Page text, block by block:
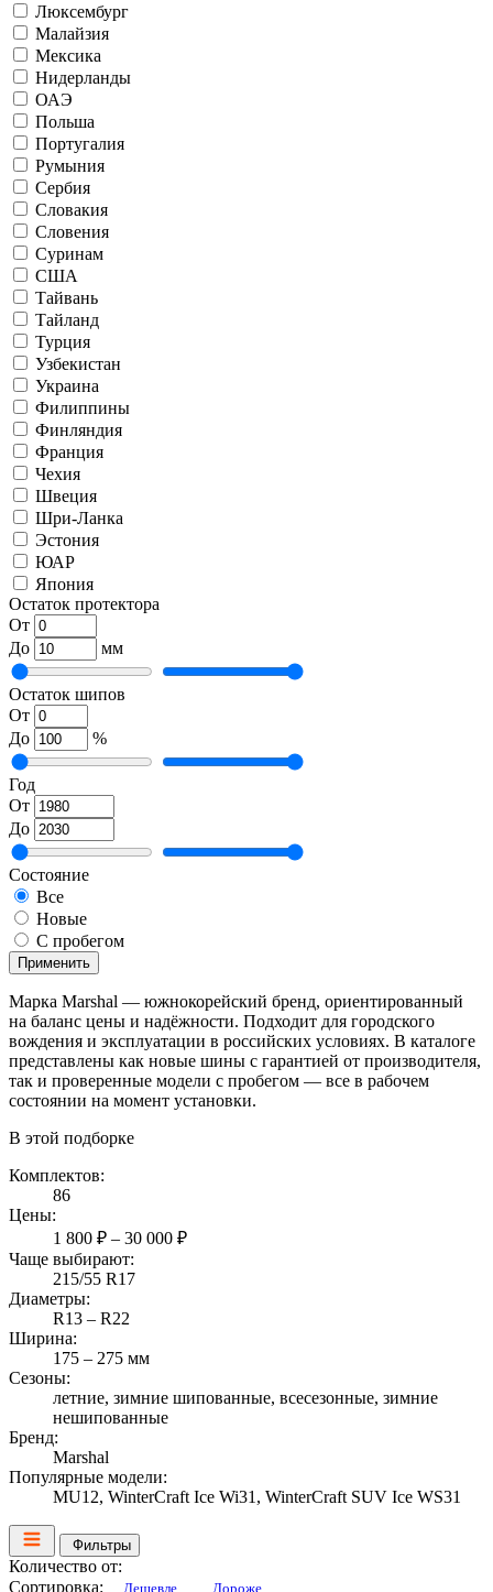
Люксембург
Малайзия
Мексика
Нидерланды
ОАЭ
Польша
Португалия
Румыния
Сербия
Словакия
Словения
Суринам
США
Тайвань
Тайланд
Турция
Узбекистан
Украина
Филиппины
Финляндия
Франция
Чехия
Швеция
Шри-Ланка
Эстония
ЮАР
Япония
Остаток протектора
От
До
мм
Остаток шипов
От
До
%
Год
От
До
Состояние
Все
Новые
С пробегом
Применить
Марка Marshal — южнокорейский бренд, ориентированный
на баланс цены и надёжности. Подходит для городского
вождения и эксплуатации в российских условиях. В каталоге
представлены как новые шины с гарантией от производителя,
так и проверенные модели с пробегом — все в рабочем
состоянии на момент установки.
В этой подборке
Комплектов:
86
Цены:
1 800 ₽ – 30 000 ₽
Чаще выбирают:
215/55 R17
Диаметры:
R13 – R22
Ширина:
175 – 275 мм
Сезоны:
летние, зимние шипованные, всесезонные, зимние
нешипованные
Бренд:
Marshal
Популярные модели:
MU12, WinterCraft Ice Wi31, WinterCraft SUV Ice WS31
Фильтры
Количество от:
Сортировка:
Дешевле Дороже